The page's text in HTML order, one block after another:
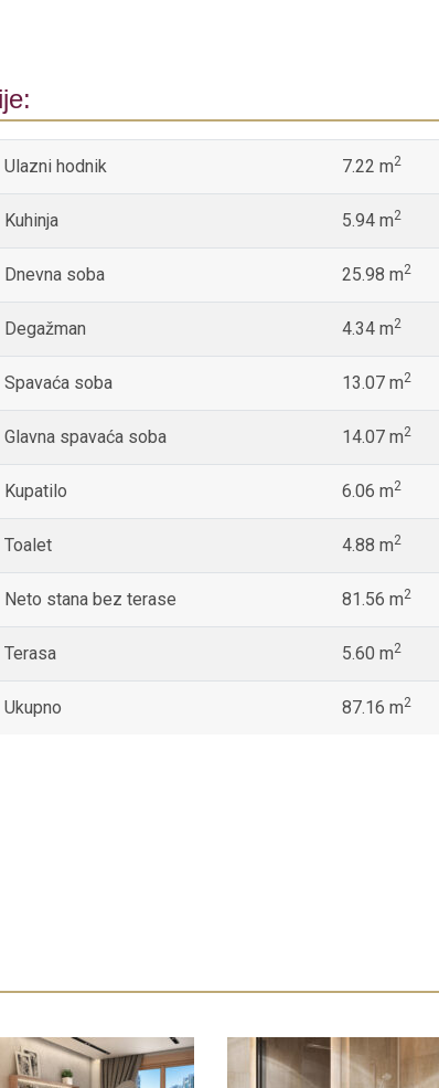
Ulazni hodnik 7.22 m2
Kuhinja 5.94 m2
Dnevna soba 25.98 m2
Degažman 4.34 m2
Spavaća soba 13.07 m2
Glavna spavaća soba 14.07 m2
Kupatilo 6.06 m2
Toalet 4.88 m2
Neto stana bez terase 81.56 m2
Terasa 5.60 m2
Ukupno 87.16 m2